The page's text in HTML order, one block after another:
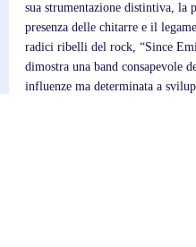
sua strumentazione distintiva, la
presenza delle chitarre e il
radici ribelli del rock, “Since
dimostra una band consapevole
influenze ma determinata a